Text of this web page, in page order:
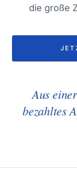
die große
Aus
bezahltes